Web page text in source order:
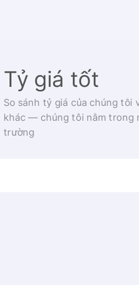
Tỷ giá tốt
So sánh tỷ giá của chúng tôi
khác — chúng tôi nằm trong
trường